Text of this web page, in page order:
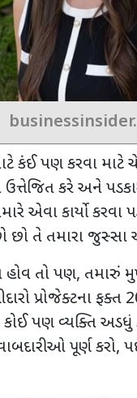
કંઈ પણ કરવા
ઉત્તેજિત કરે અને
એવા કાર્યો
છો તે તમારા
હોવ તો પણ, તમારું
પ્રોજેક્ટના ફક્ત
પણ વ્યક્તિ અડધું
પૂર્ણ કરો,